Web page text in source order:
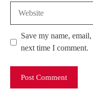
Save my name,
next time I comment.